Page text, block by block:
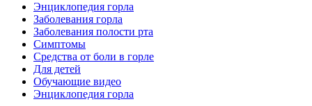
Энциклопедия горла
Заболевания горла
Заболевания полости рта
Симптомы
Средства от боли в горле
Для детей
Обучающие видео
Энциклопедия горла